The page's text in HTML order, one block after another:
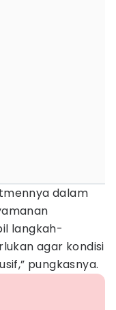
dalam
langkah-
agar kondisi
pungkasnya.